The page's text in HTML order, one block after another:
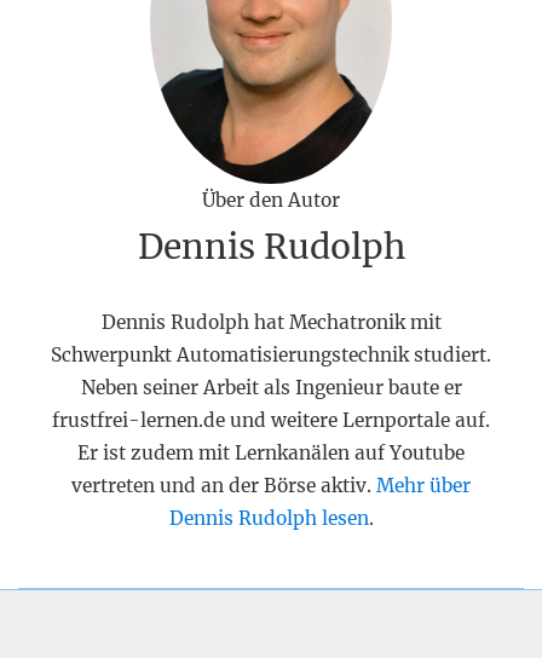
Über den Autor
Dennis Rudolph
Dennis Rudolph hat Mechatronik mit
Schwerpunkt Automatisierungstechnik studiert.
Neben seiner Arbeit als Ingenieur baute er
frustfrei-lernen.de und weitere Lernportale auf.
Er ist zudem mit Lernkanälen auf Youtube
vertreten und an der Börse aktiv. Mehr über
Dennis Rudolph lesen.